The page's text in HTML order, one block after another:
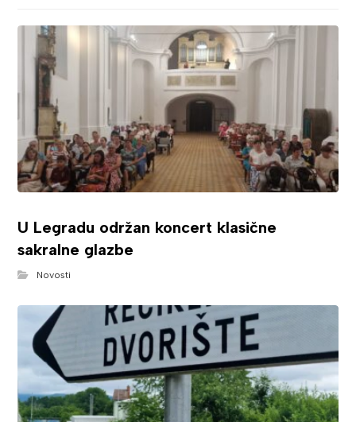
U Legradu održan koncert klasične
sakralne glazbe
Novosti